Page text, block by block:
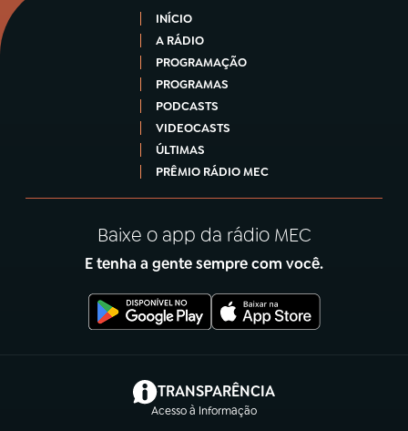
INÍCIO
A RÁDIO
PROGRAMAÇÃO
PROGRAMAS
PODCASTS
VIDEOCASTS
ÚLTIMAS
PRÊMIO RÁDIO MEC
Baixe o app da rádio MEC
E tenha a gente sempre com você.
TRANSPARÊNCIA
Acesso à Informação
(abre em nova aba)